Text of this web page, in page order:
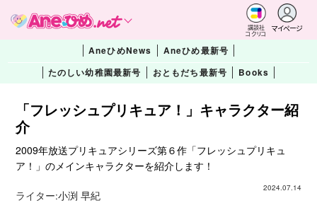
講談社
コクリコ
マイページ
AneひめNews
Aneひめ最新号
たのしい幼稚園最新号
おともだち最新号 Books
「フレッシュプリキュア！」キャラクター紹
介
2009年放送プリキュアシリーズ第６作「フレッシュプリキュ
ア！」のメインキャラクターを紹介します！
2024.07.14
ライター:小渕 早紀